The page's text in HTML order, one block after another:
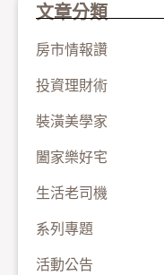
文章分類
房市情報讚
投資理財術
裝潢美學家
闔家樂好宅
生活老司機
系列專題
活動公告